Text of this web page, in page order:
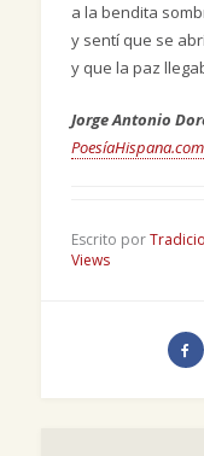
a la bendita
y sentí que se
y que la paz
Jorge Antonio
PoesíaHispana.com
Escrito por
Views